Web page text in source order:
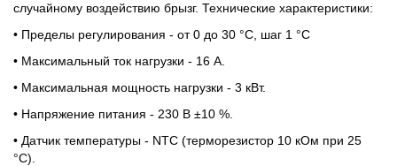
случайному воздействию брызг. Технические характеристики:
• Пределы регулирования - от 0 до 30 °С, шаг 1 °С
• Максимальный ток нагрузки - 16 А.
• Максимальная мощность нагрузки - 3 кВт.
• Напряжение питания - 230 В ±10 %.
• Датчик температуры - NTC (терморезистор 10 кОм при 25
°С).